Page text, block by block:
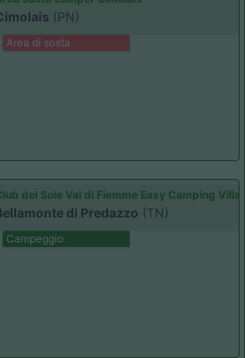
(PN)
Area di sosta
del Sole Val di Fiemme Easy Camping
di Predazzo (TN)
Campeggio